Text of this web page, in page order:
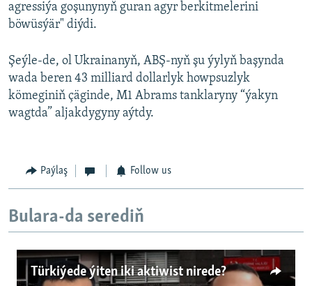
agressiýa goşunynyň guran agyr berkitmelerini
böwüsýär" diýdi.
Şeýle-de, ol Ukrainanyň, ABŞ-nyň şu ýylyň başynda
wada beren 43 milliard dollarlyk howpsuzlyk
kömeginiň çäginde, M1 Abrams tanklaryny “ýakyn
wagtda” aljakdygyny aýtdy.
Paýlaş Follow us
Bulara-da serediň
Türkiýede ýiten iki aktiwist nirede?